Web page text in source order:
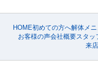
容】 建物
ベスト調
工事、
庫、納屋
プロフェ
市や松原
鉄骨・
方】 【解
イリクエ
エストは
プロフ
う、規定
す！ ■ポ
物が引
物の不法
HOME初めての方へ解体メニ
お客様の声会社概要スタッ
来